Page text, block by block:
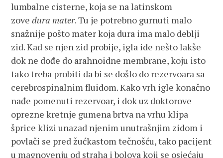
lumbalne cisterne, koja se na latinskom
zovedura mater. Tu je potrebno gurnuti malo
snažnije pošto mater koja dura ima malo deblji
zid. Kad se njen zid probije, igla ide nešto lakše
dok ne dođe do arahnoidne membrane, koju isto
tako treba probiti da bi se došlo do rezervoara sa
cerebrospinalnim fluidom. Kako vrh igle konačno
nađe pomenuti rezervoar, i dok uz doktorove
oprezne kretnje gumena brtva na vrhu klipa
šprice klizi unazad njenim unutrašnjim zidom i
povlači se pred žućkastom tečnošću, tako pacijent
u magnovenju od straha i bolova koji se osjećaju